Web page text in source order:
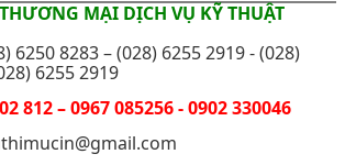
MẠI DỊCH VỤ KỸ THUẬT
6250 8283 – (028) 6255 2919 - (028)
6255 2919
812 – 0967 085256 - 0902 330046